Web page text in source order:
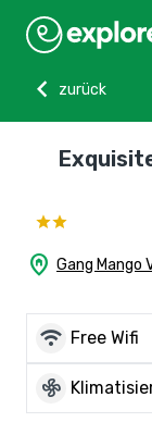
chevron_left
zurück
home_pin Gang Mango
wifi Free Wifi
mode_fan